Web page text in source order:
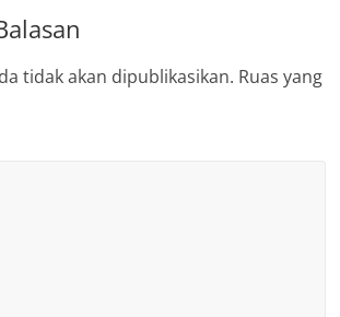
tidak akan dipublikasikan. Ruas yang